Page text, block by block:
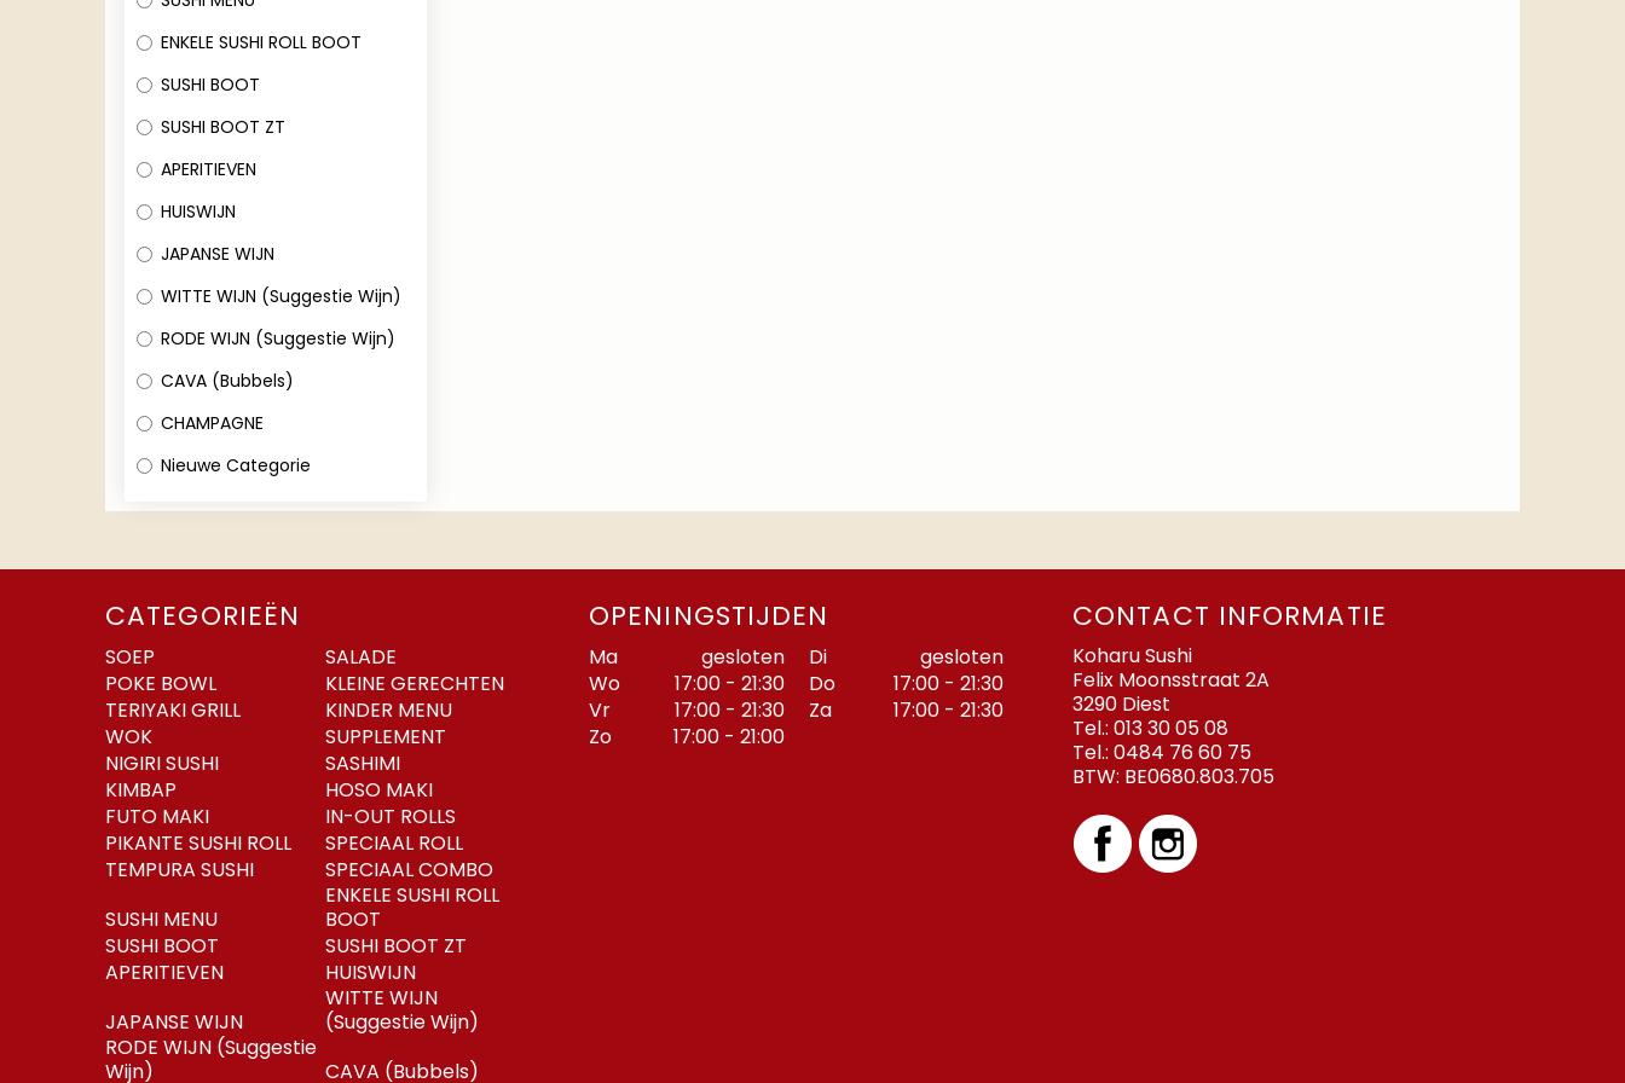
ENKELE SUSHI ROLL BOOT
SUSHI BOOT
SUSHI BOOT ZT
APERITIEVEN
HUISWIJN
JAPANSE WIJN
WITTE WIJN (Suggestie Wijn)
RODE WIJN (Suggestie Wijn)
CAVA (Bubbels)
CHAMPAGNE
Nieuwe Categorie
CATEGORIEËN
SOEP
SALADE
POKE BOWL
KLEINE GERECHTEN
TERIYAKI GRILL
KINDER MENU
WOK
SUPPLEMENT
NIGIRI SUSHI
SASHIMI
KIMBAP
HOSO MAKI
FUTO MAKI
IN-OUT ROLLS
PIKANTE SUSHI ROLL
SPECIAAL ROLL
TEMPURA SUSHI
SPECIAAL COMBO
SUSHI MENU
ENKELE SUSHI ROLL
BOOT
SUSHI BOOT
SUSHI BOOT ZT
APERITIEVEN
HUISWIJN
JAPANSE WIJN
WITTE WIJN
(Suggestie Wijn)
RODE WIJN (Suggestie
Wijn)
CAVA (Bubbels)
OPENINGSTIJDEN
Ma gesloten Di
gesloten
Wo
17:00 - 21:30 Do
17:00 - 21:30
Vr
17:00 - 21:30 Za
17:00 - 21:30
Zo
17:00 - 21:00
CONTACT INFORMATIE
Koharu Sushi
Felix Moonsstraat 2A
3290 Diest
Tel.: 013 30 05 08
Tel.: 0484 76 60 75
BTW: BE0680.803.705